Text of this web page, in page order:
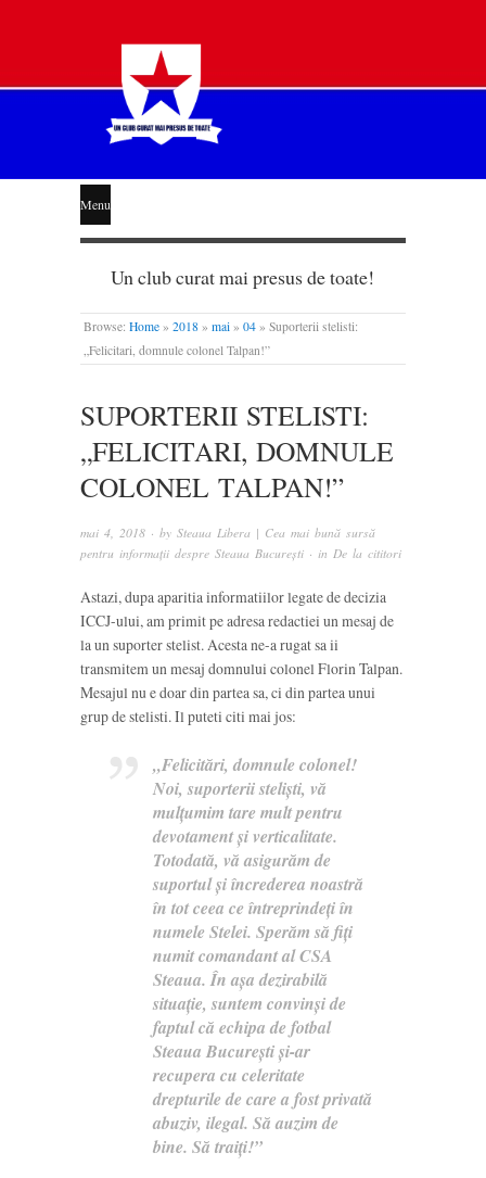
STEAUA
LIBERĂ
Menu
Un club curat mai presus de toate!
Browse: Home » 2018 » mai » 04 » Suporterii stelisti:
„Felicitari, domnule colonel Talpan!”
SUPORTERII STELISTI:
„FELICITARI, DOMNULE
COLONEL TALPAN!”
mai 4, 2018 · by Steaua Libera | Cea mai bună sursă
pentru informații despre Steaua București · in De la cititori
Astazi, dupa aparitia informatiilor legate de decizia
ICCJ-ului, am primit pe adresa redactiei un mesaj de
la un suporter stelist. Acesta ne-a rugat sa ii
transmitem un mesaj domnului colonel Florin Talpan.
Mesajul nu e doar din partea sa, ci din partea unui
grup de stelisti. Il puteti citi mai jos:
„Felicitări, domnule colonel!
Noi, suporterii steliști, vă
mulțumim tare mult pentru
devotament și verticalitate.
Totodată, vă asigurăm de
suportul și încrederea noastră
în tot ceea ce întreprindeți în
numele Stelei. Sperăm să fiți
numit comandant al CSA
Steaua. În așa dezirabilă
situație, suntem convinși de
faptul că echipa de fotbal
Steaua București și-ar
recupera cu celeritate
drepturile de care a fost privată
abuziv, ilegal. Să auzim de
bine. Să traiți!”